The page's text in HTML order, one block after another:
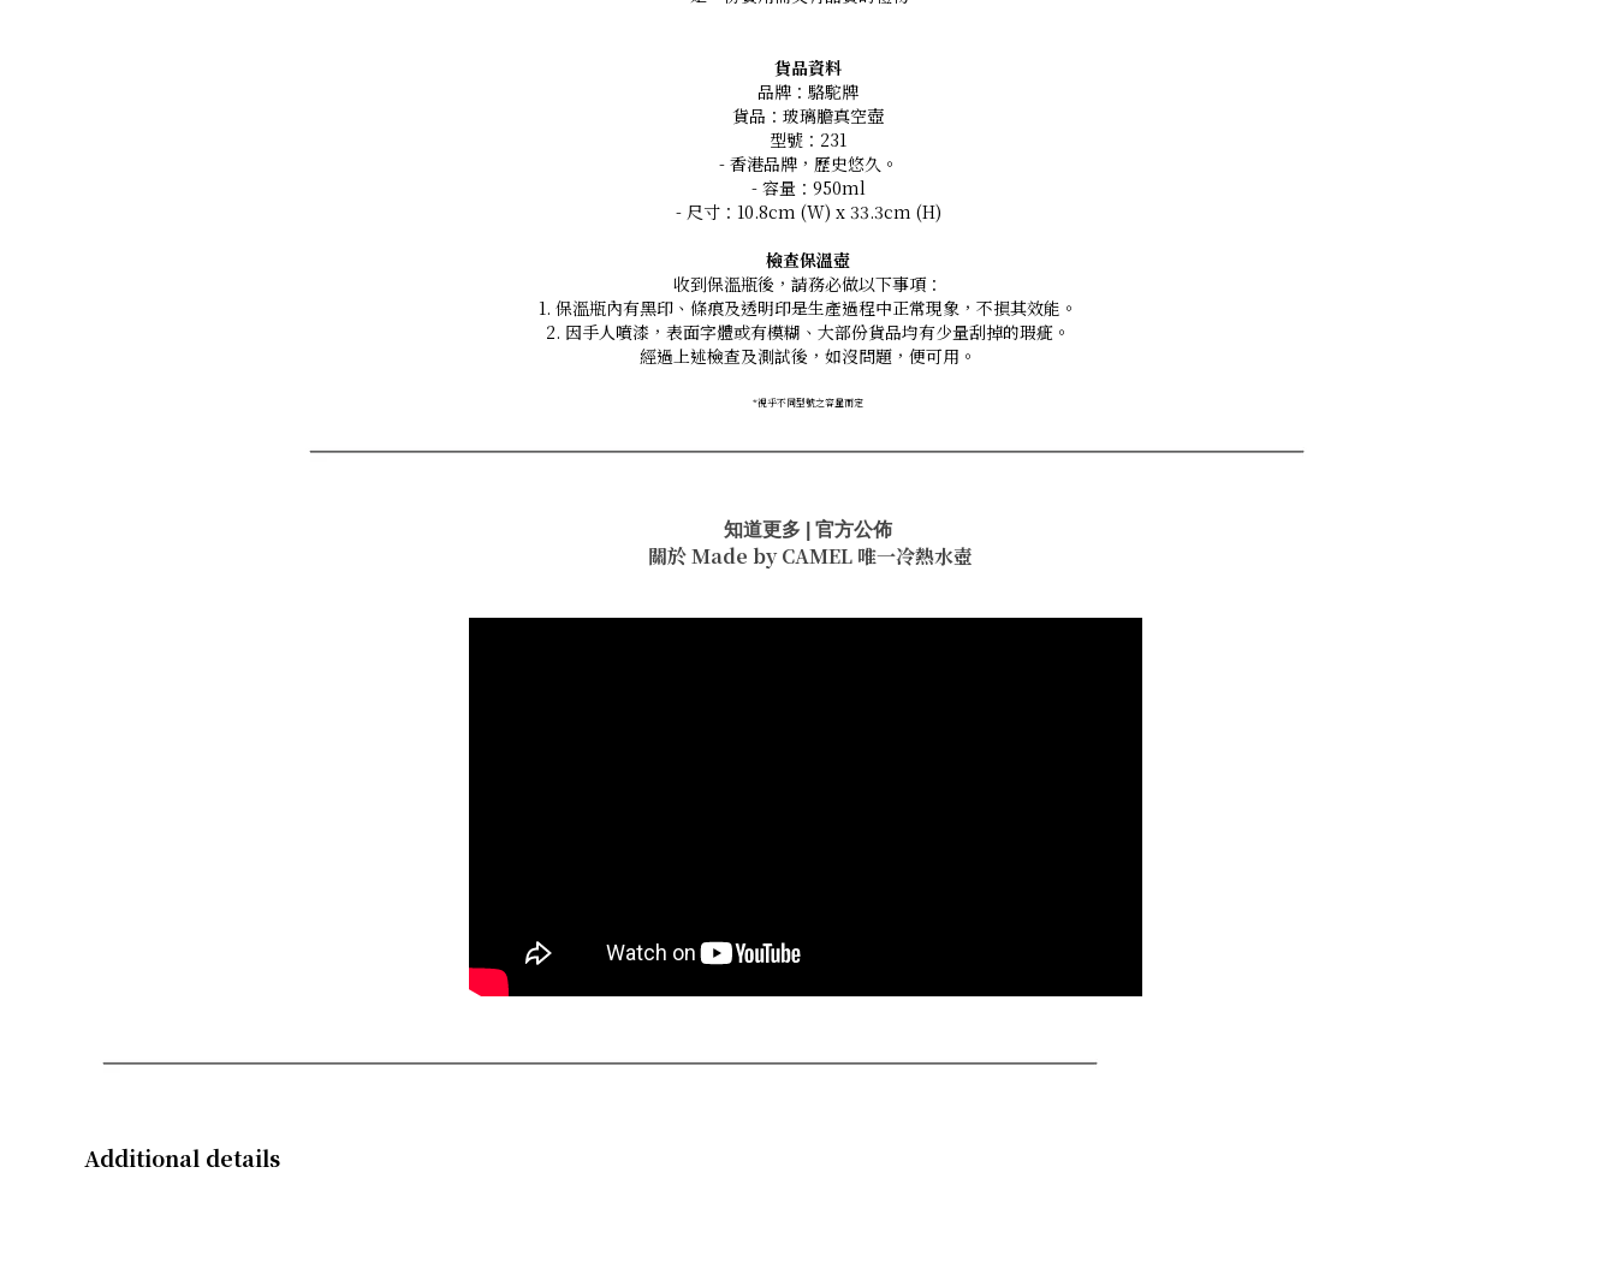
貨品資料
品牌：駱駝牌
貨品：玻璃膽真空壺
型號：231
- 香港品牌，歷史悠久。
- 容量：950ml
- 尺寸：10.8cm (W) x 33.3cm (H)
檢查保溫壺
收到保溫瓶後，請務必做以下事項：
1. 保溫瓶內有黑印、條痕及透明印是生產過程中正常現象，不損其效能。
2. 因手人噴漆，表面字體或有模糊、大部份貨品均有少量刮掉的瑕疵。
經過上述檢查及測試後，如沒問題，便可用。
*視乎不同型號之容量而定
知道更多 | 官方公佈
關於 Made by CAMEL 唯一冷熱水壺
Additional details